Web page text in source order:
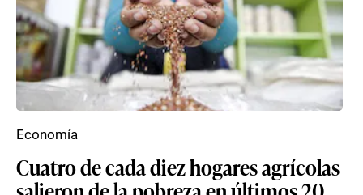
Cuatro de cada diez hogares agrícolas
Economía